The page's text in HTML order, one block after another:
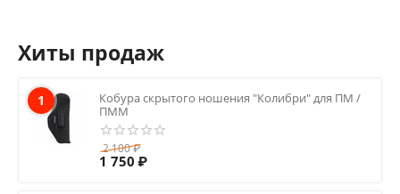
Хиты продаж
1
Кобура скрытого ношения "Колибри" для ПМ /
ПММ
2 100₽
1 750 ₽